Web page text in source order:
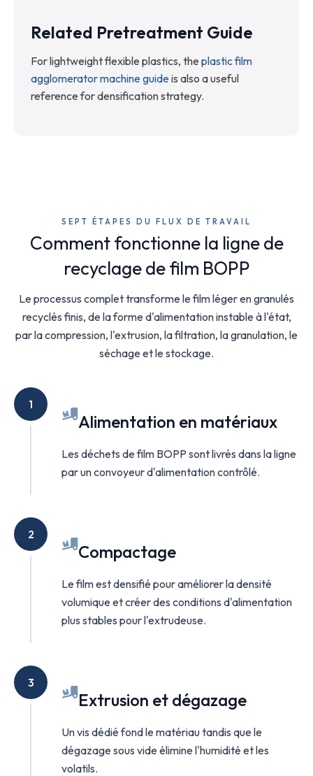
Related Pretreatment Guide
For lightweight flexible plastics, the plastic film
agglomerator machine guide is also a useful
reference for densification strategy.
SEPT ÉTAPES DU FLUX DE TRAVAIL
Comment fonctionne la ligne de
recyclage de film BOPP
Le processus complet transforme le film léger en granulés
recyclés finis, de la forme d'alimentation instable à l'état,
par la compression, l'extrusion, la filtration, la granulation, le
séchage et le stockage.
1
Alimentation en matériaux
Les déchets de film BOPP sont livrés dans la ligne
par un convoyeur d'alimentation contrôlé.
2
Compactage
Le film est densifié pour améliorer la densité
volumique et créer des conditions d'alimentation
plus stables pour l'extrudeuse.
3
Extrusion et dégazage
Un vis dédié fond le matériau tandis que le
dégazage sous vide élimine l'humidité et les
volatils.